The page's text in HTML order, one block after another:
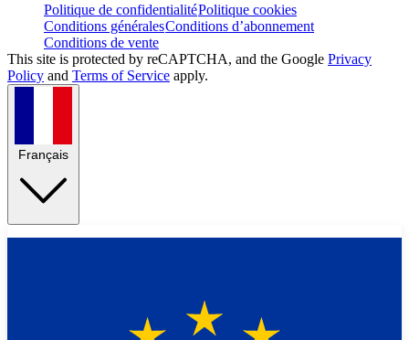
Politique de confidentialitéPolitique cookies
Conditions généralesConditions d’abonnement
Conditions de vente
This site is protected by reCAPTCHA, and the Google Privacy
Policy and Terms of Service apply.
Français